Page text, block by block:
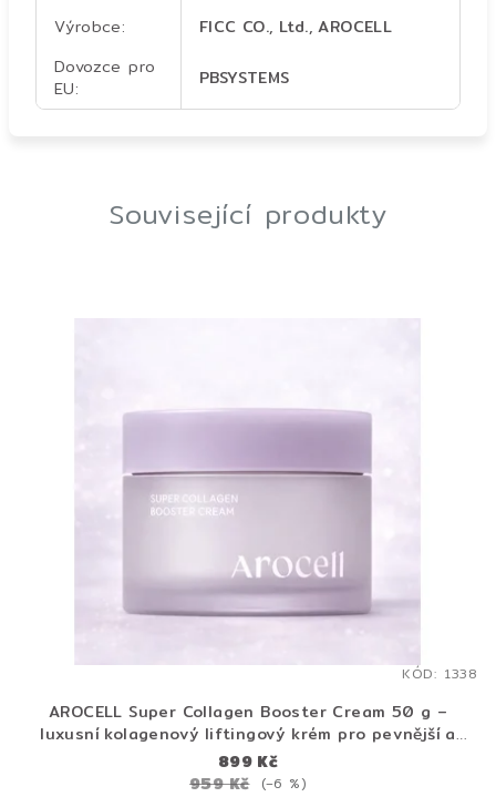
Výrobce:
FICC CO., Ltd., AROCELL
Dovozce pro
EU: PBSYSTEMS
Související produkty
AROCELL Super Collagen Booster Cream 50 g –
luxusní kolagenový liftingový krém pro pevnější a
mladistvější pleť
899 Kč
959 Kč
(–6 %)
KÓD: 1338